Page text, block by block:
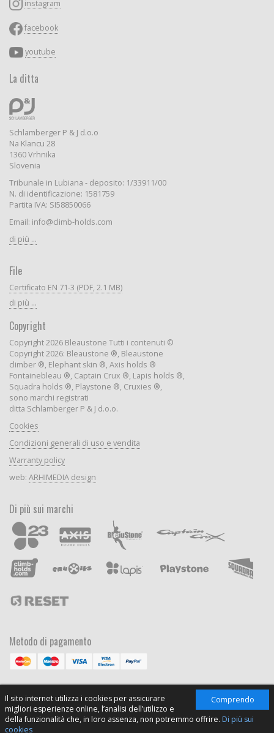
Comprendo
Il sito internet utilizza i cookies per assicurare
migliori esperienze online, l’analisi dell’utilizzo e
della funzionalità che, in loro assenza, non potremmo offrire. Di più sui
cookies
instagram
facebook
youtube
La ditta
Schlamberger P & J d.o.o
Na Klancu 28
1360 Vrhnika
Slovenia
Tribunale in Lubiana - deposito: 1/33911/00
N. di identificazione: 1581759
Partita IVA: SI58850066
Email: info@climb-holds.com
di più ...
File
Certificato EN 71-3 (PDF, 2.1 MB)
di più ...
Copyright
Copyright 2026 Bleaustone Tutti i contenuti ©
Copyright 2026: Bleaustone ®, Bleaustone
climber ®, Elephant skin ®, Axis holds ®
Fontainebleau ®, Captain Crux ®, Lapis holds ®,
Squadra holds ®, Playstone ®, Cruxies ®,
sono marchi registrati
ditta Schlamberger P & J d.o.o.
Cookies
Condizioni generali di uso e vendita
Warranty policy
web: ARHIMEDIA design
Di più sui marchi
Metodo di pagamento